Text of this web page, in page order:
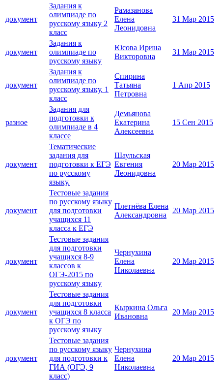
документ
Задания к
олимпиаде по
русскому языку 2
класс
Рамазанова
Елена
Леонидовна
31 Мар 2015
документ
Задания к
олимпиаде по
русскому языку
Юсова Ирина
Викторовна
31 Мар 2015
документ
Задания к
олимпиаде по
русскому языку. 1
класс
Спирина
Татьяна
Петровна
1 Апр 2015
разное
Задания для
подготовки к
олимпиаде в 4
классе
Демьянова
Екатерина
Алексеевна
15 Сен 2015
документ
Тематические
задания для
подготовки к ЕГЭ
по русскому
языку.
Шаульская
Евгения
Леонидовна
20 Мар 2015
документ
Тестовые задания
по русскому языку
для подготовки
учащихся 11
класса к ЕГЭ
Плетнёва Елена
Александровна
20 Мар 2015
документ
Тестовые задания
для подготовки
учащихся 8-9
классов к
ОГЭ-2015 по
русскому языку
Чернухина
Елена
Николаевна
20 Мар 2015
документ
Тестовые задания
для подготовки
учащихся 8 класса
к ОГЭ по
русскому языку
Кыркина Ольга
Ивановна
20 Мар 2015
документ
Тестовые задания
по русскому языку
для подготовки к
ГИА (ОГЭ, 9
класс)
Чернухина
Елена
Николаевна
20 Мар 2015